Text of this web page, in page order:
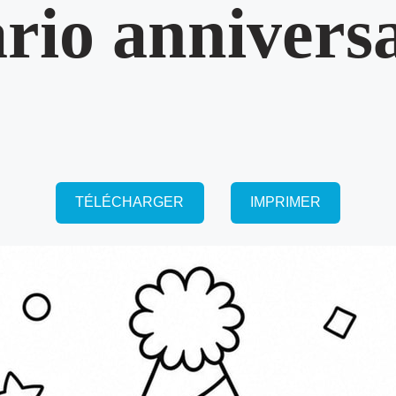
TÉLÉCHARGER IMPRIMER